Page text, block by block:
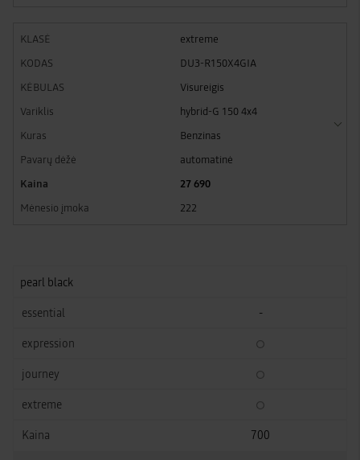
extreme
DU3-R150X4GIA
Visureigis
hybrid-G 150 4x4
Benzinas
automatinė
27 690
222
pearl black
-
700